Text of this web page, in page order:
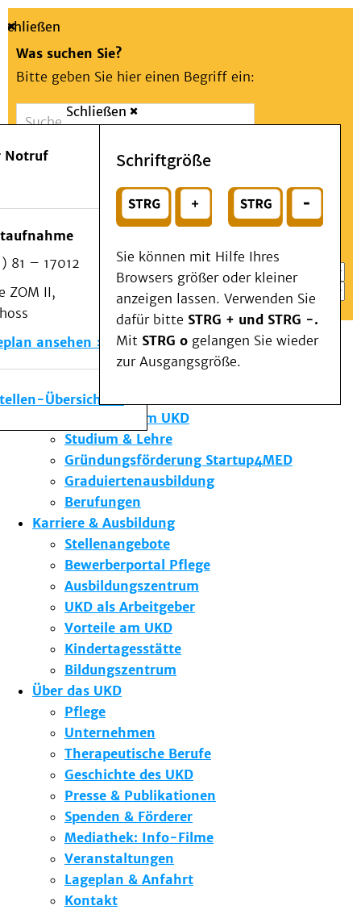
Suche
Schließen
Was suchen Sie?
Bitte geben Sie hier einen Begriff ein:
Suchen
oder
Wählen Sie ein Thema für Ihren Schnelleinstieg
Notfall
Schließen
Notruf
81 – 17012
ZOM II,
ansehen
Übersicht
Schriftgröße
Sie können mit Hilfe Ihres
Browsers größer oder kleiner
anzeigen lassen. Verwenden Sie
dafür bitte STRG + und STRG -.
Mit STRG o gelangen Sie wieder
zur Ausgangsgröße.
Menü
Patienten & Besucher
Kliniken/Institute/Zentren
Als Patient am UKD
Beratung und Unterstützung
Veranstaltungen
Kommunikation im Medizinwesen (KIM)
Notfall
Forschung & Lehre
Die Institute des UKD
Forschung am UKD
Studium & Lehre
Gründungsförderung Startup4MED
Graduiertenausbildung
Berufungen
Karriere & Ausbildung
Stellenangebote
Bewerberportal Pflege
Ausbildungszentrum
UKD als Arbeitgeber
Vorteile am UKD
Kindertagesstätte
Bildungszentrum
Über das UKD
Pflege
Unternehmen
Therapeutische Berufe
Geschichte des UKD
Presse & Publikationen
Spenden & Förderer
Mediathek: Info-Filme
Veranstaltungen
Lageplan & Anfahrt
Kontakt